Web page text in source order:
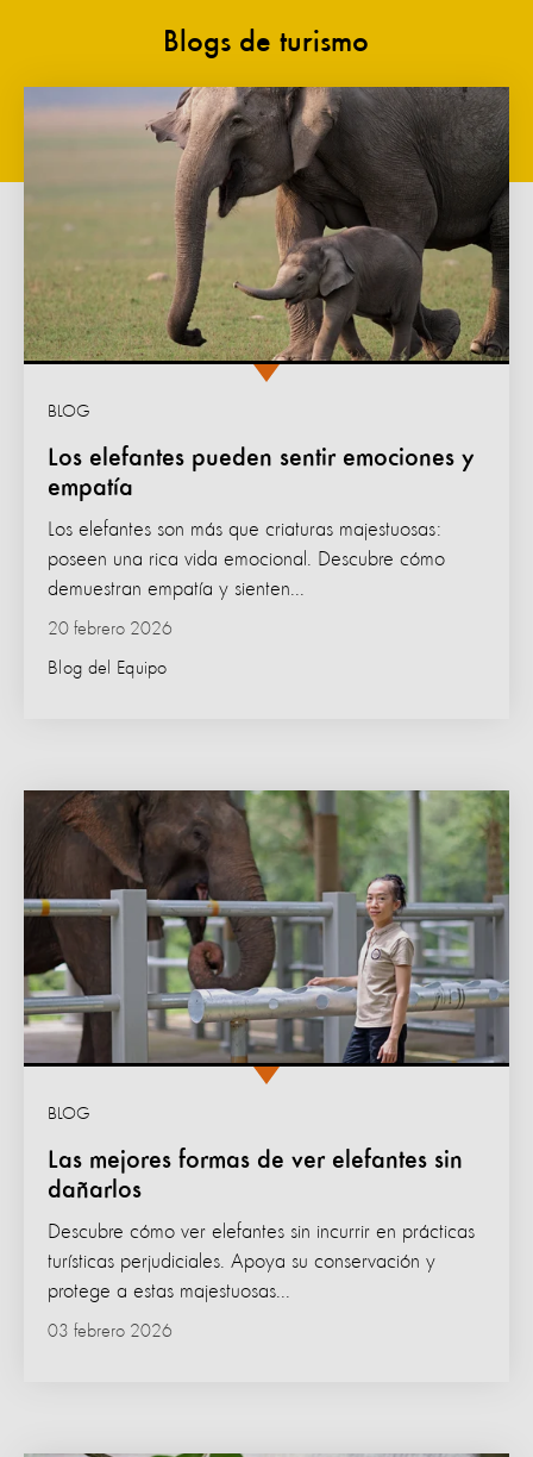
Blogs de turismo
Los elefantes pueden sentir emociones y
empatía
BLOG
20 febrero 2026
Blog del Equipo
Los elefantes son más que criaturas majestuosas:
poseen una rica vida emocional. Descubre cómo
demuestran empatía y sienten...
Las mejores formas de ver elefantes sin
dañarlos
BLOG
03 febrero 2026
Descubre cómo ver elefantes sin incurrir en prácticas
turísticas perjudiciales. Apoya su conservación y
protege a estas majestuosas...